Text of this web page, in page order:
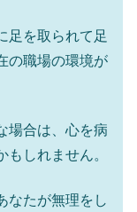
足を取られて足
の職場の環境が
場合は、心を病
しれません。
なたが無理をし